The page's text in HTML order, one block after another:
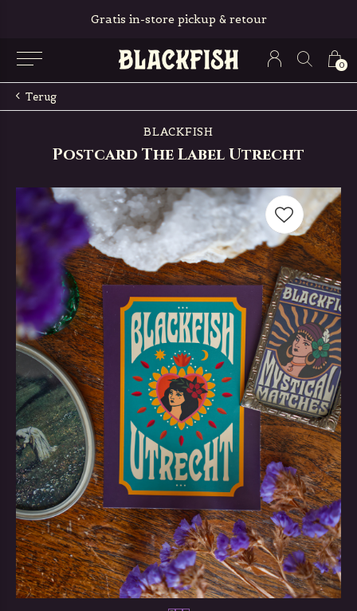
0
Gratis in-store pickup & retour
Terug
BLACKFISH
Postcard The Label Utrecht